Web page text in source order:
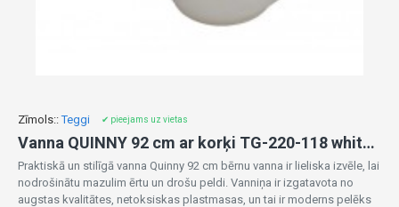
Zīmols:: Teggi ✔ pieejams uz vietas
Vanna QUINNY 92 cm ar korķi TG-220-118 white pearl
Praktiskā un stilīgā vanna Quinny 92 cm bērnu vanna ir lieliska izvēle, lai
nodrošinātu mazulim ērtu un drošu peldi. Vanniņa ir izgatavota no
augstas kvalitātes, netoksiskas plastmasas, un tai ir moderns pelēks